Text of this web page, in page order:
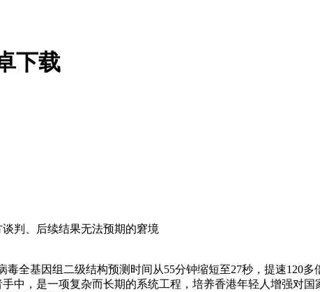
下载
判、后续结果无法预期的窘境
毒全基因组二级结构预测时间从55分钟缩短至27秒，提速120多
，是一项复杂而长期的系统工程，培养香港年轻人增强对